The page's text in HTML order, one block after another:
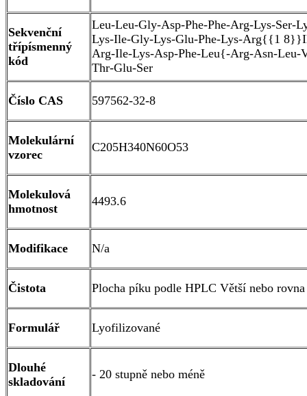
Sekvenční
třípísmenný
kód
Leu-Leu-Gly-Asp-Phe-Phe-Arg-Lys-
Lys-Ile-Gly-Lys-Glu-Phe-Lys-Arg{{1
Arg-Ile-Lys-Asp-Phe-Leu{-Arg-Asn-Leu-
Thr-Glu-Ser
Číslo CAS 597562-32-8
Molekulární
vzorec
C205H340N60O53
Molekulová
hmotnost
4493.6
Modifikace N/a
Čistota Plocha píku podle HPLC Větší nebo
Formulář Lyofilizované
Dlouhé
skladování
- 20 stupně nebo méně